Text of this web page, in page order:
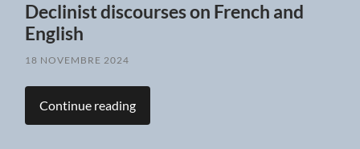
Declinist discourses on French and
English
18 NOVEMBRE 2024
Continue reading